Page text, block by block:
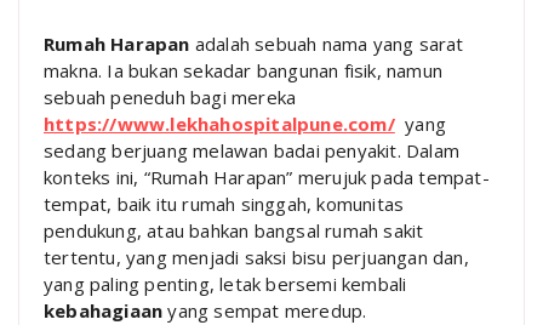
Rumah Harapan adalah sebuah nama yang sarat
makna. Ia bukan sekadar bangunan fisik, namun
sebuah peneduh bagi mereka
https://www.lekhahospitalpune.com/yang
sedang berjuang melawan badai penyakit. Dalam
konteks ini, “Rumah Harapan” merujuk pada tempat-
tempat, baik itu rumah singgah, komunitas
pendukung, atau bahkan bangsal rumah sakit
tertentu, yang menjadi saksi bisu perjuangan dan,
yang paling penting, letak bersemi kembali
kebahagiaan yang sempat meredup.